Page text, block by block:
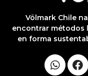
Völmark Chile
encontrar métodos
en forma